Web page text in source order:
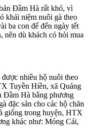
Đầm Hà rất khó, vì
khái niệm nuôi gà theo
ba con để đến ngày tết
nên dù khách có hỏi mua
nhiều hộ nuôi theo
Tuyền Hiền, xã Quảng
Đầm Hà bằng phương
đặc sản cho các hộ chăn
giống trong huyện, HTX
khác như: Móng Cái,